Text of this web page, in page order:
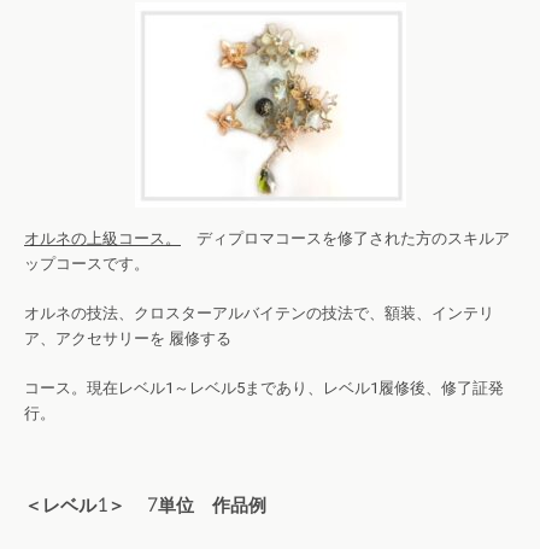
オルネの上級コース。
ディプロマコースを修了された方のスキルア
ップコースです。
オルネの技法、クロスターアルバイテンの技法で、額装、インテリ
ア、アクセサリーを 履修する
コース。現在レベル1～レベル5まであり、レベル1履修後、修了証発
行。
＜レベル1＞ 7単位 作品例